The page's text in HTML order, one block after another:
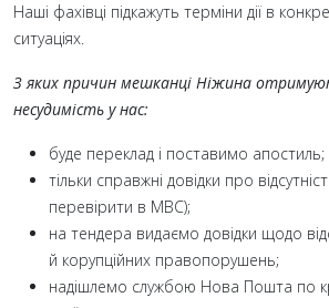
Наші фахівці підкажуть терміни дії в
ситуаціях.
З яких причин мешканці Ніжина
несудимість у нас:
буде переклад і поставимо апостиль;
тільки справжні довідки про
перевірити в МВС);
на тендера видаємо довідки щодо
й корупційних правопорушень;
надішлемо службою Нова Пошта по